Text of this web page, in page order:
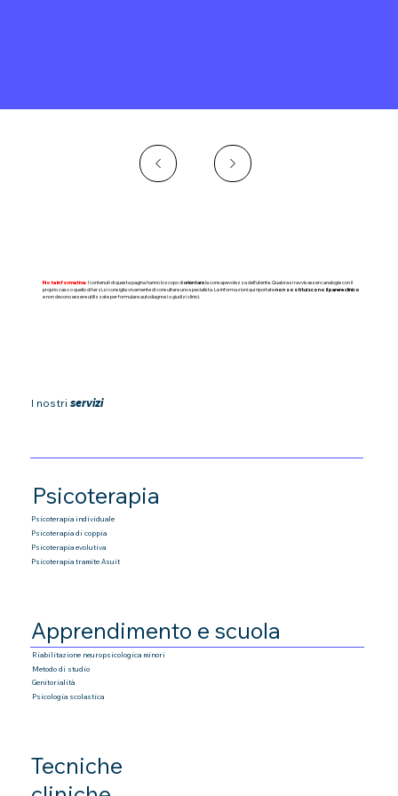
Nota informativa:I contenuti di questa pagina hanno lo scopo diorientarela consapevolezza dell'utente. Qualora si ravvisassero analogie con il
proprio caso o quello di terzi, si consiglia vivamente di consultare uno specialista. Le informazioni qui riportatenon sostituiscono il parere clinico
e non devono essere utilizzate per formulare autodiagnosi o giudizi clinici.
I nostriservizi
Psicoterapia
Psicoterapia individuale
Psicoterapia di coppia
Psicoterapia evolutiva
Psicoterapia tramite Asuit
Apprendimento e scuola
Riabilitazione neuropsicologica minori
Metodo di studio
Genitorialità
Psicologia scolastica
Tecniche